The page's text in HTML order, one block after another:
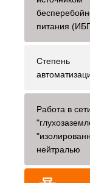
питания
Степень
Работа в
нейтралью